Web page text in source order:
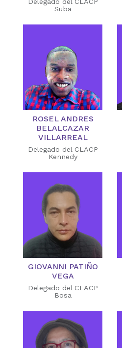
Suba
ROSEL ANDRES
BELALCAZAR
VILLARREAL
Delegado del CLACP
Kennedy
GIOVANNI PATIÑO
VEGA
Delegado del CLACP
Bosa